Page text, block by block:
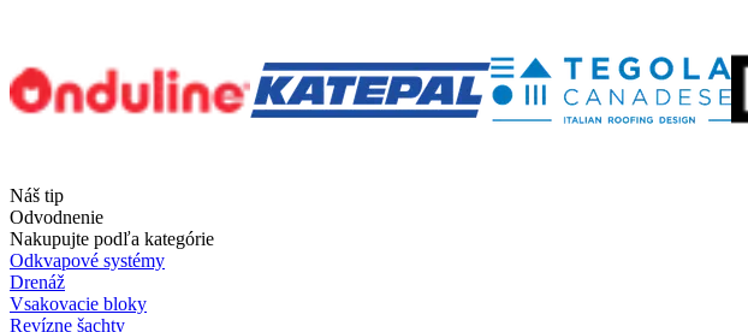
Náš tip
Odvodnenie
Nakupujte podľa kategórie
Odkvapové systémy
Drenáž
Vsakovacie bloky
Revízne šachty